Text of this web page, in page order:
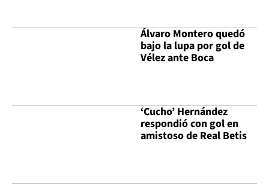
Álvaro Montero quedó
bajo la lupa por gol de
Vélez ante Boca
‘Cucho’ Hernández
respondió con gol en
amistoso de Real Betis